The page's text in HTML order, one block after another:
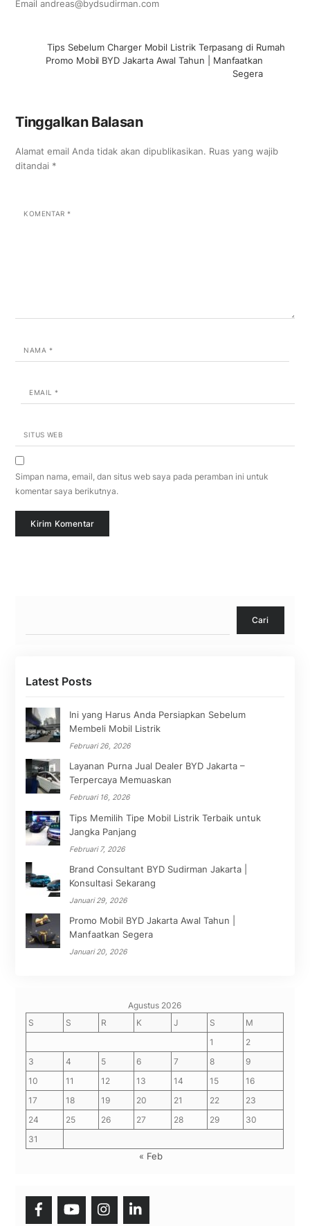
Email andreas@bydsudirman.com
Tips Sebelum Charger Mobil Listrik Terpasang di Rumah
Promo Mobil BYD Jakarta Awal Tahun | Manfaatkan
Segera
Tinggalkan Balasan
Alamat email Anda tidak akan dipublikasikan. Ruas yang wajib
ditandai *
KOMENTAR*
NAMA *
EMAIL *
SITUS WEB
Simpan nama, email, dan situs web saya pada peramban ini untuk
komentar saya berikutnya.
Cari
Latest Posts
Ini yang Harus Anda Persiapkan Sebelum
Membeli Mobil Listrik
Februari 26, 2026
Layanan Purna Jual Dealer BYD Jakarta –
Terpercaya Memuaskan
Februari 16, 2026
Tips Memilih Tipe Mobil Listrik Terbaik untuk
Jangka Panjang
Februari 7, 2026
Brand Consultant BYD Sudirman Jakarta |
Konsultasi Sekarang
Januari 29, 2026
Promo Mobil BYD Jakarta Awal Tahun |
Manfaatkan Segera
Januari 20, 2026
Agustus 2026
S
S R K J S
M
1
2
3
4 5 6 7 8
9
10
11 12 13 14 15
16
17
18 19 20 21 22
23
24
25 26 27 28 29
30
31
« Feb